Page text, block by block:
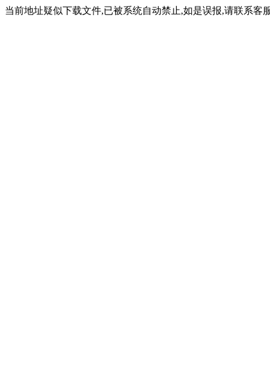
当前地址疑似下载文件,已被系统自动禁止,如是误报,请联系客